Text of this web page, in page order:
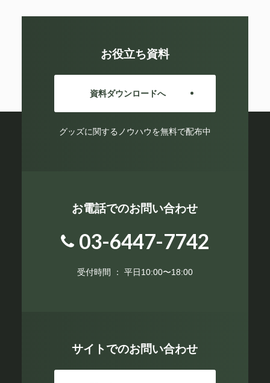
お役立ち資料
資料ダウンロードへ
グッズに関するノウハウを無料で配布中
お電話でのお問い合わせ
03-6447-7742
受付時間 ： 平日10:00〜18:00
サイトでのお問い合わせ